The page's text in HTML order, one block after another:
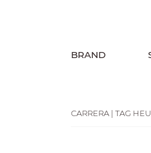
BRAND
CARRERA | TAG